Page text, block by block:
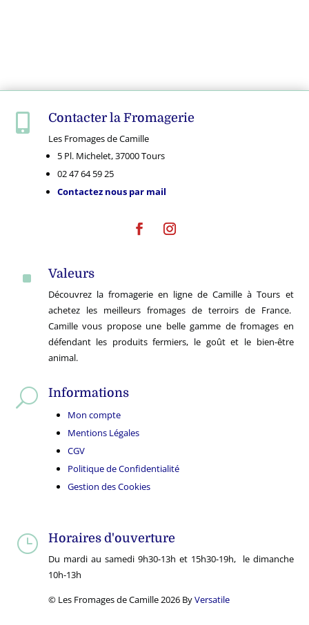
 Contacter la Fromagerie
Les Fromages de Camille
5 Pl. Michelet, 37000 Tours
02 47 64 59 25
Contactez nous par mail
^ Valeurs
Découvrez la fromagerie en ligne de Camille à Tours et
achetez les meilleurs fromages de terroirs de France.
Camille vous propose une belle gamme de fromages en
défendant les produits fermiers, le goût et le bien-être
animal.
U Informations
Mon compte
Mentions Légales
CGV
Politique de Confidentialité
Gestion des Cookies
} Horaires d'ouverture
Du mardi au samedi 9h30-13h et 15h30-19h, le dimanche
10h-13h
© Les Fromages de Camille 2026 ByVersatile